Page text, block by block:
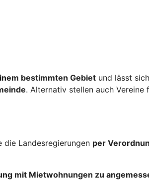
bestimmten Gebiet und lässt
. Alternativ stellen auch
die Landesregierungen per
mit Mietwohnungen zu